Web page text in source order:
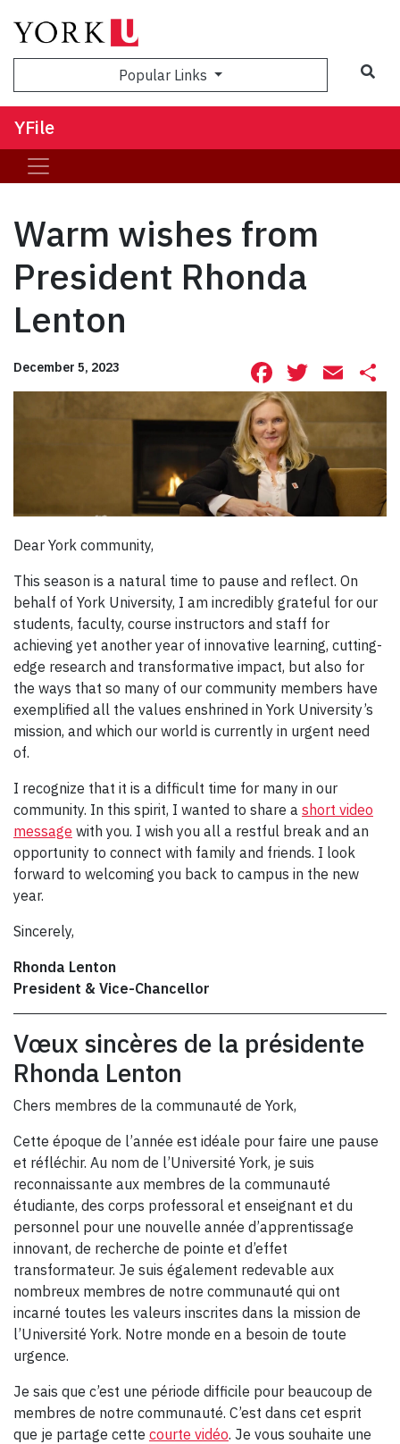
Popular Links
YFile
Warm wishes from
President Rhonda
Lenton
December 5, 2023 Facebook
Dear York community,
This season is a natural time to pause and reflect. On
behalf of York University, I am incredibly grateful for our
students, faculty, course instructors and staff for
achieving yet another year of innovative learning, cutting-
edge research and transformative impact, but also for
the ways that so many of our community members have
exemplified all the values enshrined in York University’s
mission, and which our world is currently in urgent need
of.
I recognize that it is a difficult time for many in our
community. In this spirit, I wanted to share a short video
message with you. I wish you all a restful break and an
opportunity to connect with family and friends. I look
forward to welcoming you back to campus in the new
year.
Sincerely,
Rhonda Lenton
President & Vice-Chancellor
Vœux sincères de la présidente
Rhonda Lenton
Chers membres de la communauté de York,
Cette époque de l’année est idéale pour faire une pause
et réfléchir. Au nom de l’Université York, je suis
reconnaissante aux membres de la communauté
étudiante, des corps professoral et enseignant et du
personnel pour une nouvelle année d’apprentissage
innovant, de recherche de pointe et d’effet
transformateur. Je suis également redevable aux
nombreux membres de notre communauté qui ont
incarné toutes les valeurs inscrites dans la mission de
l’Université York. Notre monde en a besoin de toute
urgence.
Je sais que c’est une période difficile pour beaucoup de
membres de notre communauté. C’est dans cet esprit
que je partage cette courte vidéo. Je vous souhaite une